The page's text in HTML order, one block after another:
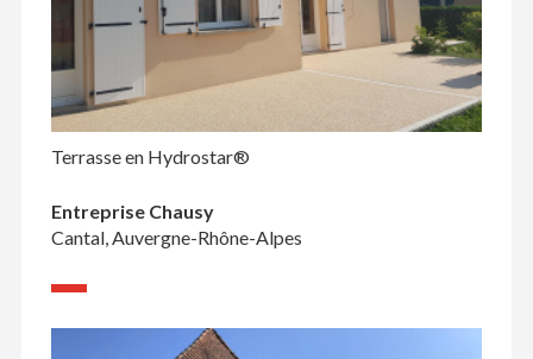
Terrasse en Hydrostar®
Entreprise Chausy
Cantal, Auvergne-Rhône-Alpes